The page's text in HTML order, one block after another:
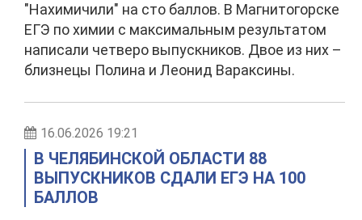
"Нахимичили" на сто баллов. В Магнитогорске
ЕГЭ по химии с максимальным результатом
написали четверо выпускников. Двое из них –
близнецы Полина и Леонид Вараксины.
16.06.2026 19:21
В ЧЕЛЯБИНСКОЙ ОБЛАСТИ 88
ВЫПУСКНИКОВ СДАЛИ ЕГЭ НА 100
БАЛЛОВ